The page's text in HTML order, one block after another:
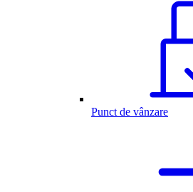
Punct de vânzare